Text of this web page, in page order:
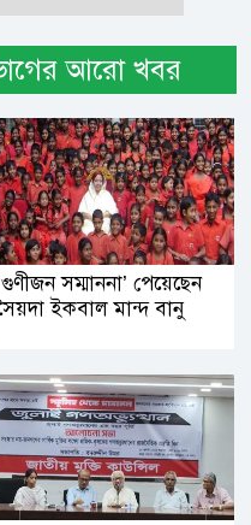
আরো খবর
সম্মাননা’ পেয়েছেন
ইকবাল মান্দ বানু